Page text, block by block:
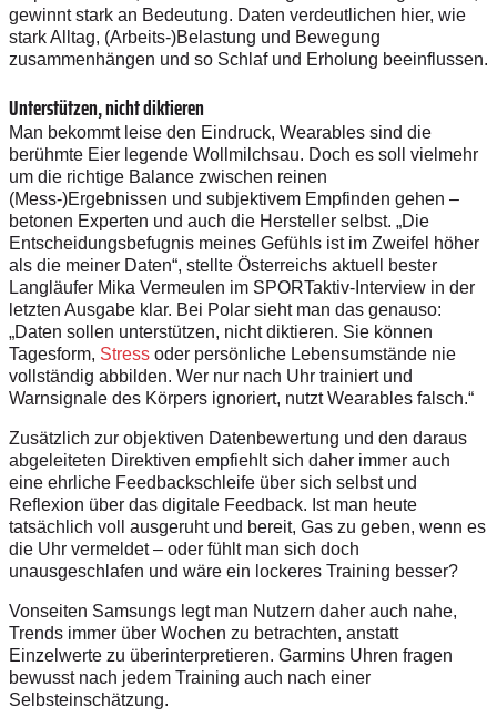
gewinnt stark an Bedeutung. Daten verdeutlichen hier, wie
stark Alltag, (Arbeits-)Belastung und Bewegung
zusammenhängen und so Schlaf und Erholung beeinflussen.
Unterstützen, nicht diktieren
Man bekommt leise den Eindruck, Wearables sind die
berühmte Eier legende Wollmilchsau. Doch es soll vielmehr
um die richtige Balance zwischen reinen
(Mess-)Ergebnissen und subjektivem Empfinden gehen –
betonen Experten und auch die Hersteller selbst. „Die
Entscheidungsbefugnis meines Gefühls ist im Zweifel höher
als die meiner Daten“, stellte Österreichs aktuell bester
Langläufer Mika Vermeulen im SPORTaktiv-Interview in der
letzten Ausgabe klar. Bei Polar sieht man das genauso:
„Daten sollen unterstützen, nicht diktieren. Sie können
Tagesform, Stress oder persönliche Lebensumstände nie
vollständig abbilden. Wer nur nach Uhr trainiert und
Warnsignale des Körpers ignoriert, nutzt Wearables falsch.“
Zusätzlich zur objektiven Datenbewertung und den daraus
abgeleiteten Direktiven empfiehlt sich daher immer auch
eine ehrliche Feedbackschleife über sich selbst und
Reflexion über das digitale Feedback. Ist man heute
tatsächlich voll ausgeruht und bereit, Gas zu geben, wenn es
die Uhr vermeldet – oder fühlt man sich doch
unausgeschlafen und wäre ein lockeres Training besser?
Vonseiten Samsungs legt man Nutzern daher auch nahe,
Trends immer über Wochen zu betrachten, anstatt
Einzelwerte zu überinterpretieren. Garmins Uhren fragen
bewusst nach jedem Training auch nach einer
Selbsteinschätzung.